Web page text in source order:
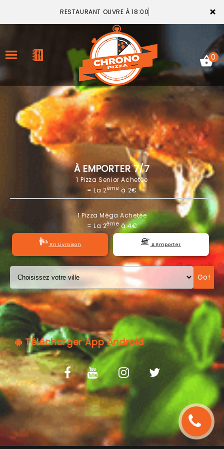
×
RESTAURANT OUVRE À 18:00
ACCUEIL
LA CARTE
VOTRE COMPTE
NOTRE RESTAURANT
VOS AVIS
MENTIONS LÉGALES
0
À EMPORTER 7/7
1 Pizza Senior Achetée
= La 2ème à 2€
1 Pizza Méga Achetée
= La 2èmeà 4€
En Livraison A Emporter
Go!
Télécharger App Android